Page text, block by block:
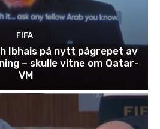
FIFA
Ibhais på nytt pågrepet av
– skulle vitne om Qatar-
VM